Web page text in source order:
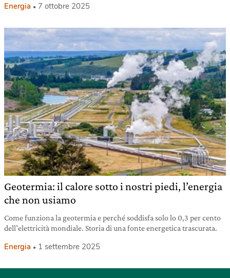
Energia 7 ottobre 2025
Geotermia: il calore sotto i nostri piedi, l’energia
che non usiamo
Come funziona la geotermia e perché soddisfa solo lo 0,3 per cento
dell’elettricità mondiale. Storia di una fonte energetica trascurata.
Energia 1 settembre 2025